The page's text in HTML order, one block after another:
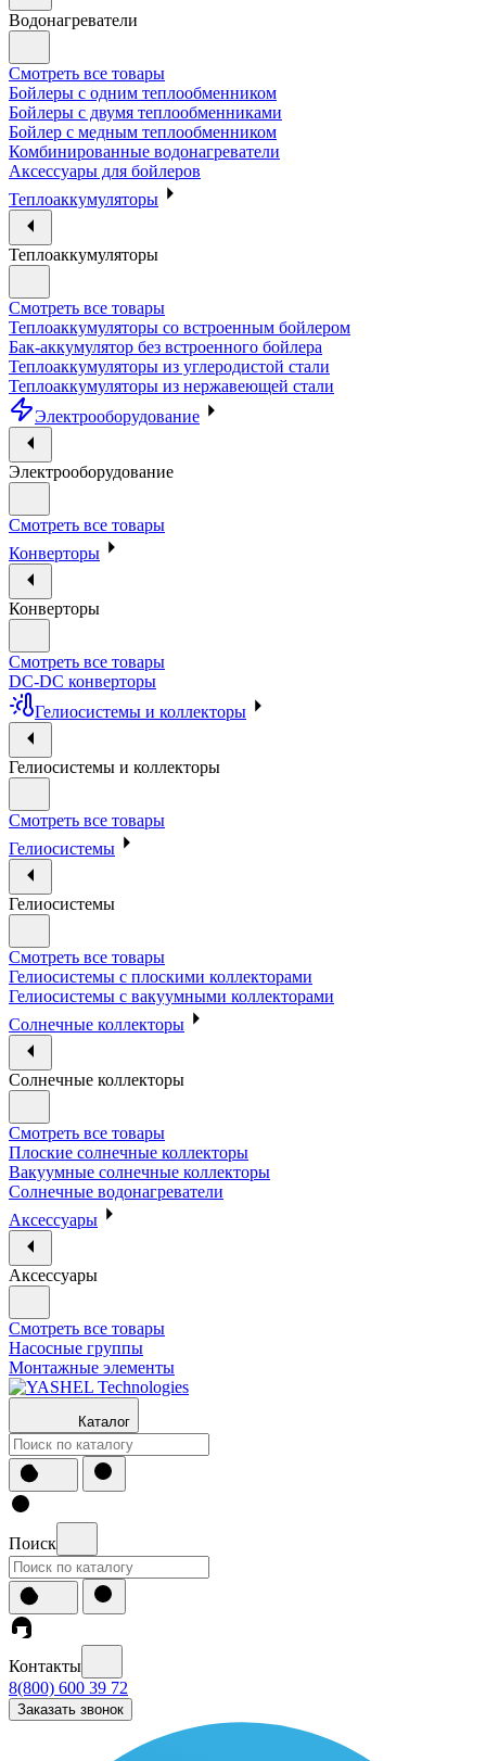
Водонагреватели
Смотреть все товары
Бойлеры с одним теплообменником
Бойлеры с двумя теплообменниками
Бойлер с медным теплообменником
Комбинированные водонагреватели
Аксессуары для бойлеров
Теплоаккумуляторы
Теплоаккумуляторы
Смотреть все товары
Теплоаккумуляторы со встроенным бойлером
Бак-аккумулятор без встроенного бойлера
Теплоаккумуляторы из углеродистой стали
Теплоаккумуляторы из нержавеющей стали
Электрооборудование
Электрооборудование
Смотреть все товары
Конверторы
Конверторы
Смотреть все товары
DC-DC конверторы
Гелиосистемы и коллекторы
Гелиосистемы и коллекторы
Смотреть все товары
Гелиосистемы
Гелиосистемы
Смотреть все товары
Гелиосистемы с плоскими коллекторами
Гелиосистемы с вакуумными коллекторами
Солнечные коллекторы
Солнечные коллекторы
Смотреть все товары
Плоские солнечные коллекторы
Вакуумные солнечные коллекторы
Солнечные водонагреватели
Аксессуары
Аксессуары
Смотреть все товары
Насосные группы
Монтажные элементы
Каталог
Поиск
Контакты
8(800) 600 39 72
Заказать звонок